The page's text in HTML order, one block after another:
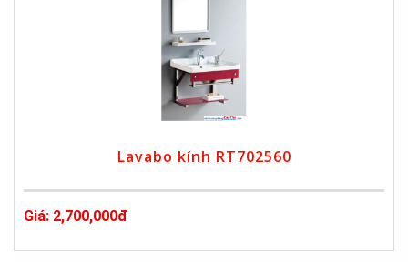
Lavabo kính RT702560
Giá: 2,700,000đ